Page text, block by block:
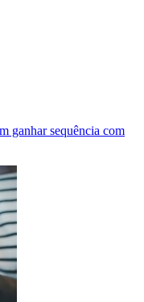
ganhar sequência com